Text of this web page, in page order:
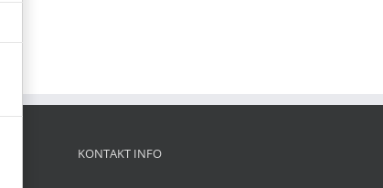
KONTAKT INFO